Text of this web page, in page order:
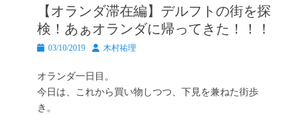
【オランダ滞在編】デルフトの街を探
検！あぁオランダに帰ってきた！！！
投
日
03/10/2019
投
者
木村祐理
オランダ一日目。
今日は、これから買い物しつつ、下見を兼ねた街歩
き。